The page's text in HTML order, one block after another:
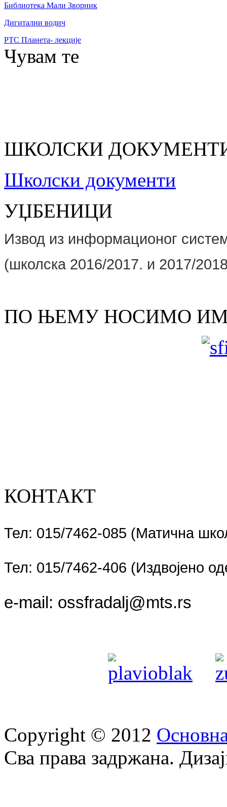
Библиотека Мали Зворник
Дигитални водич
РТС Планета- лекције
Чувам те
ШКОЛСКИ
Школски документи
УЏБЕНИЦИ
Извод из информационог
(школскa 2016/2017. и 2017/
ПО ЊЕМУ НОСИМО
КОНТАКТ
Тел: 015/7462-085 (Матична
Тел: 015/7462-406 (Издвојено
e-mail: ossfradalj@mts.rs
Copyright © 2012
Сва права задржана.